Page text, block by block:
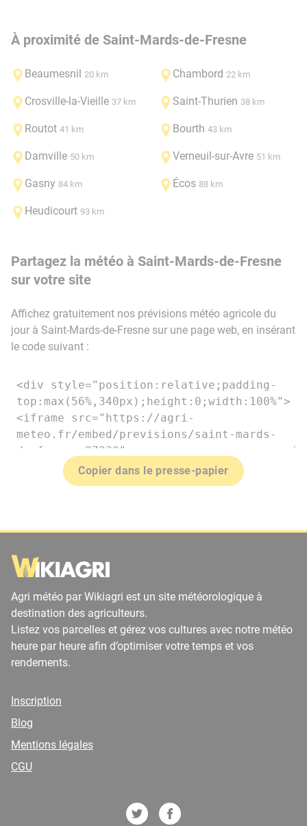
À proximité de Saint-Mards-de-Fresne
Beaumesnil 20 km Chambord 22 km
Crosville-la-Vieille 37 km Saint-Thurien 38 km
Routot 41 km Bourth 43 km
Damville 50 km Verneuil-sur-Avre 51 km
Gasny 84 km Écos 88 km
Heudicourt 93 km
Partagez la météo à Saint-Mards-de-Fresne
sur votre site
Affichez gratuitement nos prévisions météo agricole du
jour à Saint-Mards-de-Fresne sur une page web, en insérant
le code suivant :
Copier dans le presse-papier
Agri météo par Wikiagri est un site météorologique à
destination des agriculteurs.
Listez vos parcelles et gérez vos cultures avec notre météo
heure par heure afin d’optimiser votre temps et vos
rendements.
Inscription
Blog
Mentions légales
CGU